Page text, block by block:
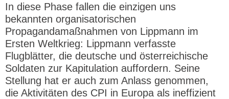
In diese Phase fallen die einzigen uns
bekannten organisatorischen
Propagandamaßnahmen von Lippmann im
Ersten Weltkrieg: Lippmann verfasste
Flugblätter, die deutsche und österreichische
Soldaten zur Kapitulation auffordern. Seine
Stellung hat er auch zum Anlass genommen,
die Aktivitäten des CPI in Europa als ineffizient